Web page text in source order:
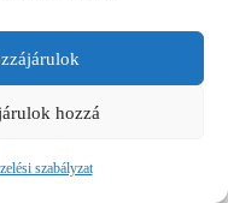
hozzá
szabályzat